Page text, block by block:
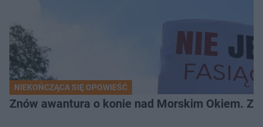
NIEKOŃCZĄCA SIĘ OPOWIEŚĆ
Znów awantura o konie nad Morskim Okiem.